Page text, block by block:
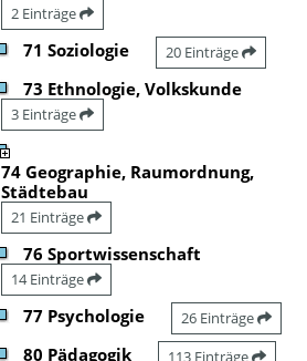
2 Einträge
71 Soziologie 20 Einträge
73 Ethnologie, Volkskunde
3 Einträge
74 Geographie, Raumordnung,
Städtebau
21 Einträge
76 Sportwissenschaft
14 Einträge
77 Psychologie 26 Einträge
80 Pädagogik 113 Einträge